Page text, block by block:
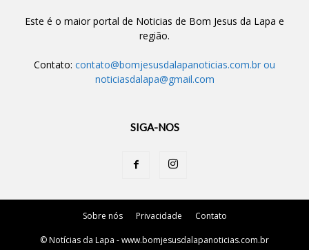
Este é o maior portal de Noticias de Bom Jesus da Lapa e
região.
Contato: contato@bomjesusdalapanoticias.com.br ou
noticiasdalapa@gmail.com
SIGA-NOS
Sobre nós Privacidade Contato
© Notícias da Lapa - www.bomjesusdalapanoticias.com.br